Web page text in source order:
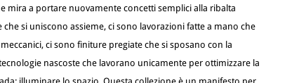
mira a portare nuovamente concetti semplici alla ribalta
si uniscono assieme, ci sono lavorazioni fatte a mano che
ci sono finiture pregiate che si sposano con la
nascoste che lavorano unicamente per ottimizzare la